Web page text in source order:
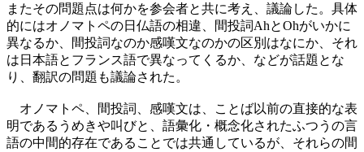
またその問題点は何かを参会者と共に考え、議論した。具体
的にはオノマトペの日仏語の相違、間投詞AhとOhがいかに
異なるか、間投詞なのか感嘆文なのかの区別はなにか、それ
は日本語とフランス語で異なってくるか、などが話題とな
り、翻訳の問題も議論された。
オノマトペ、間投詞、感嘆文は、ことば以前の直接的な表
明であるうめきや叫びと、語彙化・概念化されたふつうの言
語の中間的存在であることでは共通しているが、それらの間